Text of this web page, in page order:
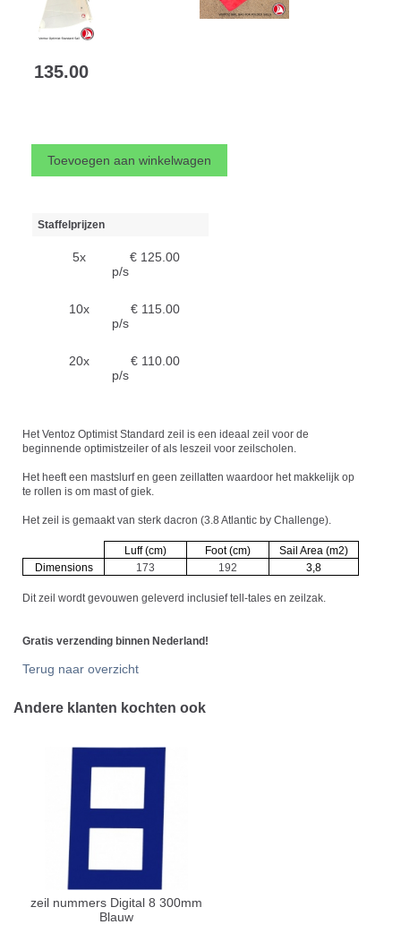
135.00
Staffelprijzen
5x
€ 125.00
p/s
10x
€ 115.00
p/s
20x
€ 110.00
p/s
Het Ventoz Optimist Standard zeil is een ideaal zeil voor de
beginnende optimistzeiler of als leszeil voor zeilscholen.
Het heeft een mastslurf en geen zeillatten waardoor het makkelijk op
te rollen is om mast of giek.
Het zeil is gemaakt van sterk dacron (3.8 Atlantic by Challenge).
Luff (cm) Foot (cm)
Sail Area (m2)
Dimensions
173 192 3,8
Dit zeil wordt gevouwen geleverd inclusief tell-tales en zeilzak.
Gratis verzending binnen Nederland!
Terug naar overzicht
Andere klanten kochten ook
zeil nummers Digital 8 300mm
Blauw